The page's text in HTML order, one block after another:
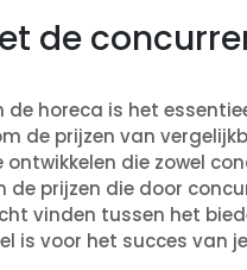
de
horeca is het
de prijzen van
die zowel
de prijzen die door
vinden tussen het
is voor het succes van